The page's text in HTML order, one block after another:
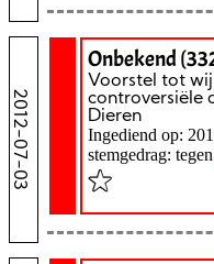
2012-07-03
Onbekend
Voorstel tot
controversiële
Dieren
Ingediend op:
stemgedrag: